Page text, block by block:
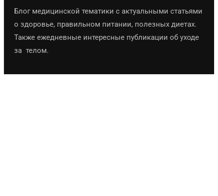
Блог медицинской тематики с актуальными статьями
о здоровье, правильном питании, полезных диетах.
Также ежедневные интересные публикации об уходе
за телом.